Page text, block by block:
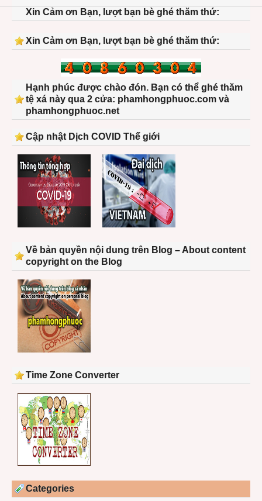
Xin Cảm ơn Bạn, lượt bạn bè ghé thăm thứ:
Xin Cảm ơn Bạn, lượt bạn bè ghé thăm thứ:
Hạnh phúc được chào đón. Bạn có thể ghé thăm
tệ xá này qua 2 cửa: phamhongphuoc.com và
phamhongphuoc.net
Cập nhật Dịch COVID Thế giới
Về bản quyền nội dung trên Blog – About content
copyright on the Blog
Time Zone Converter
Categories